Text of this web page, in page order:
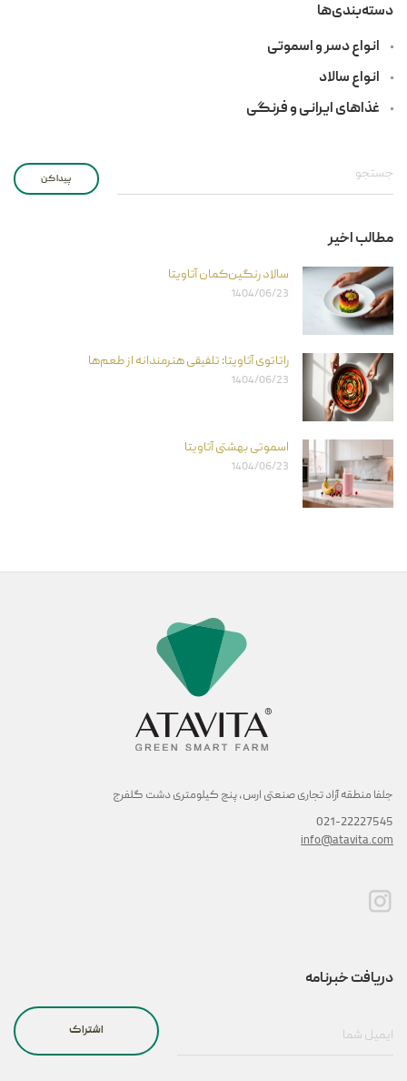
دسته‌بندی‌ها
انواع دسر و اسموتی
انواع سالاد
غذاهای ایرانی و فرنگی
پیدا کن
مطالب اخیر
سالاد رنگین‌کمان آتاویتا
1404/06/23
راتاتوی آتاویتا: تلفیقی هنرمندانه از طعم‌ها
1404/06/23
اسموتی بهشتی آتاویتا
1404/06/23
جلفا منطقه آزاد تجاری صنعتی ارس, پنج کیلومتری دشت گلفرج
021-22227545
info@atavita.com
دریافت خبرنامه
اشتراک